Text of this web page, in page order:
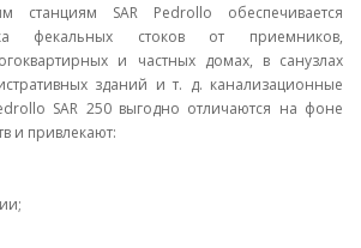
станциям SAR Pedrollo обеспечивается
фекальных стоков от приемников,
и частных домах, в санузлах
зданий и т. д. канализационные
SAR 250 выгодно отличаются на фоне
и привлекают: